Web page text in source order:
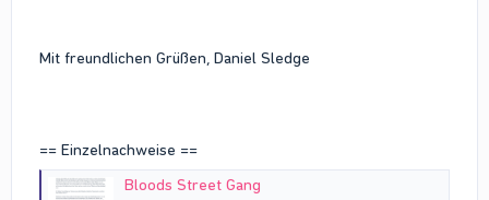
Mit freundlichen Grüßen, Daniel Sledge
== Einzelnachweise ==
Bloods Street Gang